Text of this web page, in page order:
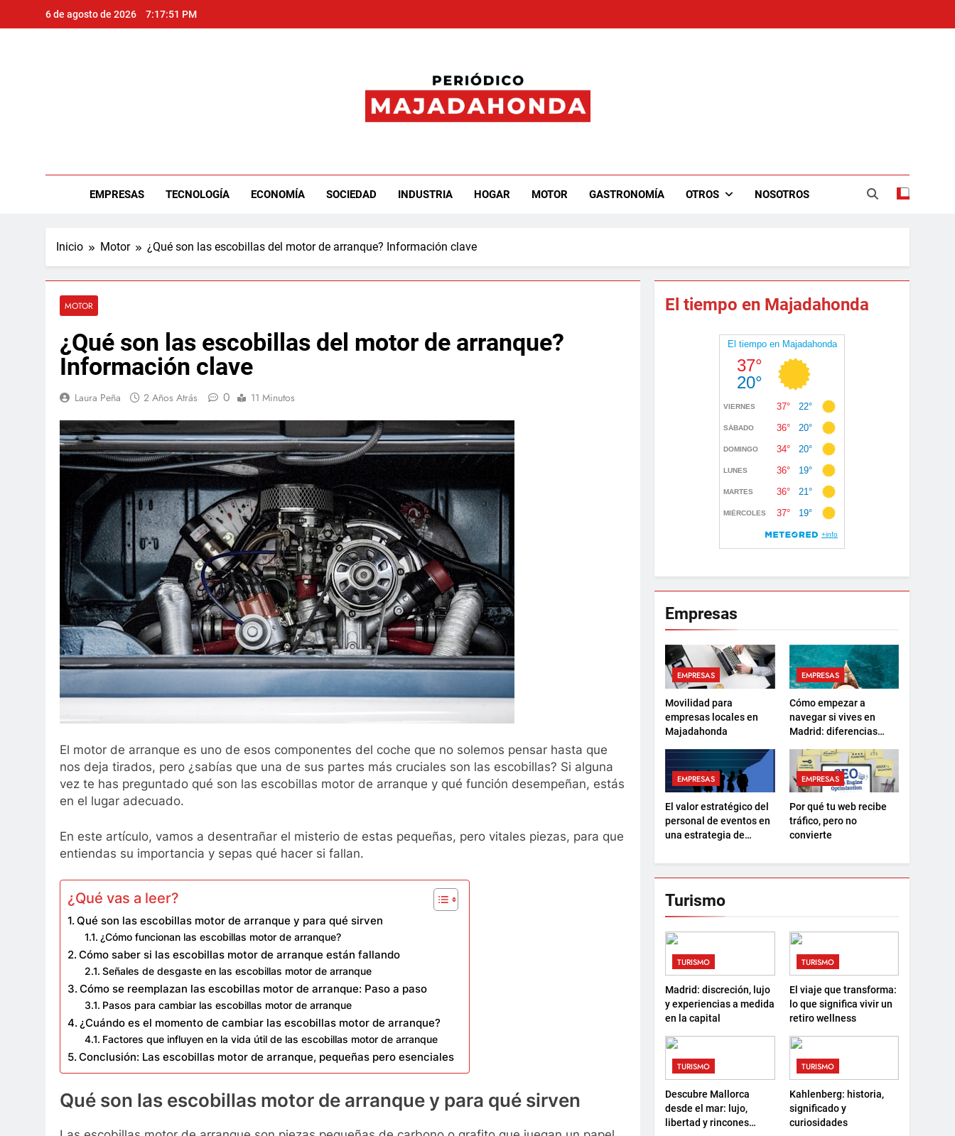
6 de agosto de 2026 7:17:52 PM
EMPRESAS TECNOLOGÍA ECONOMÍA SOCIEDAD INDUSTRIA HOGAR MOTOR GASTRONOMÍA OTROS NOSOTROS
Inicio Motor ¿Qué son las escobillas del motor de arranque? Información clave
MOTOR
¿Qué son las escobillas del motor de arranque?
Información clave
Laura Peña 2 Años Atrás 0 11 Minutos
El motor de arranque es uno de esos componentes del coche que no solemos pensar hasta que
nos deja tirados, pero ¿sabías que una de sus partes más cruciales son las escobillas? Si alguna
vez te has preguntado qué son las escobillas motor de arranque y qué función desempeñan, estás
en el lugar adecuado.
En este artículo, vamos a desentrañar el misterio de estas pequeñas, pero vitales piezas, para que
entiendas su importancia y sepas qué hacer si fallan.
¿Qué vas a leer?
Qué son las escobillas motor de arranque y para qué sirven
¿Cómo funcionan las escobillas motor de arranque?
Cómo saber si las escobillas motor de arranque están fallando
Señales de desgaste en las escobillas motor de arranque
Cómo se reemplazan las escobillas motor de arranque: Paso a paso
Pasos para cambiar las escobillas motor de arranque
¿Cuándo es el momento de cambiar las escobillas motor de arranque?
Factores que influyen en la vida útil de las escobillas motor de arranque
Conclusión: Las escobillas motor de arranque, pequeñas pero esenciales
Qué son las escobillas motor de arranque y para qué sirven
El tiempo en Majadahonda
Empresas
EMPRESAS
Movilidad para
empresas locales en
Majadahonda
EMPRESAS
Cómo empezar a
navegar si vives en
Madrid: diferencias
Licencia de Navegación
EMPRESAS
El valor estratégico del
personal de eventos en
una estrategia de
EMPRESAS
Por qué tu web recibe
tráfico, pero no
convierte
Turismo
TURISMO
Madrid: discreción, lujo
y experiencias a medida
en la capital
TURISMO
El viaje que transforma:
lo que significa vivir un
retiro wellness
TURISMO
Descubre Mallorca
desde el mar: lujo,
libertad y rincones
TURISMO
Kahlenberg: historia,
significado y
curiosidades